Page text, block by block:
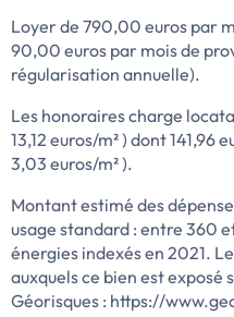
Loyer de 790,00 euros par
90,00 euros par mois de
régularisation annuelle).
Les honoraires charge
13,12 euros/m² ) dont 141,96
3,03 euros/m² ).
Montant estimé des
usage standard : entre 360
énergies indexés en 2021.
auxquels ce bien est exposé
Géorisques : https://